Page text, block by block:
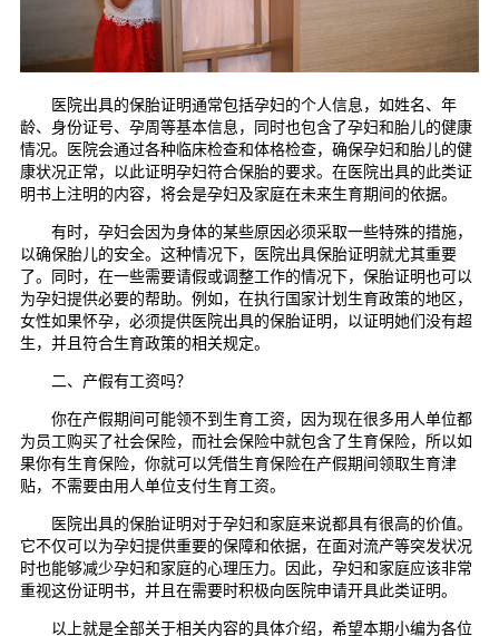
医院出具的保胎证明通常包括孕妇的个人信息，如姓名、年
龄、身份证号、孕周等基本信息，同时也包含了孕妇和胎儿的健康
情况。医院会通过各种临床检查和体格检查，确保孕妇和胎儿的健
康状况正常，以此证明孕妇符合保胎的要求。在医院出具的此类证
明书上注明的内容，将会是孕妇及家庭在未来生育期间的依据。
有时，孕妇会因为身体的某些原因必须采取一些特殊的措施，
以确保胎儿的安全。这种情况下，医院出具保胎证明就尤其重要
了。同时，在一些需要请假或调整工作的情况下，保胎证明也可以
为孕妇提供必要的帮助。例如，在执行国家计划生育政策的地区，
女性如果怀孕，必须提供医院出具的保胎证明，以证明她们没有超
生，并且符合生育政策的相关规定。
二、产假有工资吗？
你在产假期间可能领不到生育工资，因为现在很多用人单位都
为员工购买了社会保险，而社会保险中就包含了生育保险，所以如
果你有生育保险，你就可以凭借生育保险在产假期间领取生育津
贴，不需要由用人单位支付生育工资。
医院出具的保胎证明对于孕妇和家庭来说都具有很高的价值。
它不仅可以为孕妇提供重要的保障和依据，在面对流产等突发状况
时也能够减少孕妇和家庭的心理压力。因此，孕妇和家庭应该非常
重视这份证明书，并且在需要时积极向医院申请开具此类证明。
以上就是全部关于相关内容的具体介绍，希望本期小编为各位